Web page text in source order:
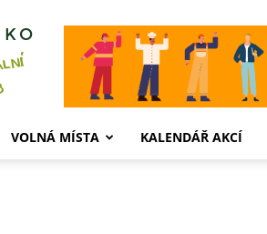
VOLNÁ MÍSTA KALENDÁŘ AKCÍ